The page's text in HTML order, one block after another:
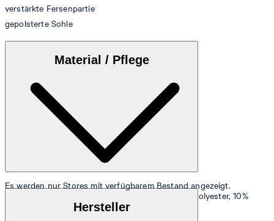
Es werden nur Stores mit verfügbarem Bestand angezeigt.
verstärkte Fersenpartie
gepolsterte Sohle
Material / Pflege
Stretchige Qualität aus 70% Bio-Baumwolle, 18% Polyester, 10%
Polyamid und 2% Elasthan
Hersteller